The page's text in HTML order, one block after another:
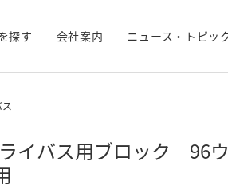
探す 会社案内 ニュース・トピッ
イバス用ブロック 96